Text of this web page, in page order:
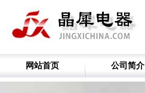
网站首页 公司简介